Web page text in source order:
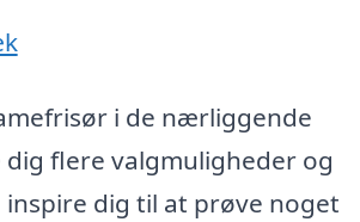
i de nærliggende
dig flere valgmuligheder og
inspire dig til at prøve noget